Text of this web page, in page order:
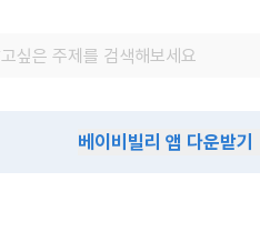
베이비빌리 앱 다운받기